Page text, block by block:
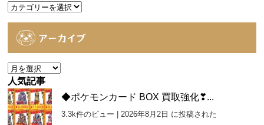
カ
アーカイブ
ア
ー
カ
イ
ブ
人気記事
◆ポケモンカード BOX 買取強化❣...
3.3k件のビュー 2026年8月2日 に投稿された